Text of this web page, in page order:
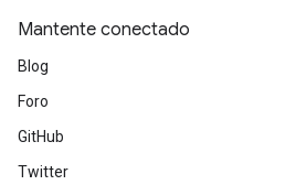
Mantente conectado
Blog
Foro
GitHub
Twitter